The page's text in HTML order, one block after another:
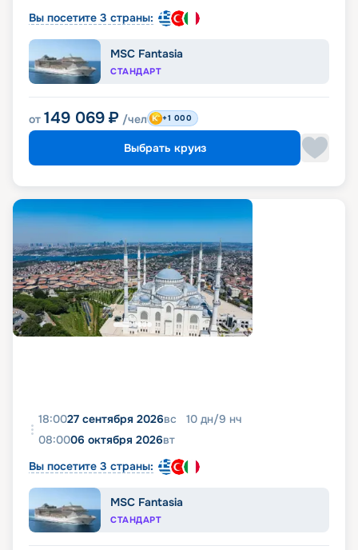
Вы посетите 3 страны:
MSC Fantasia
СТАНДАРТ
от 149 069 ₽ /чел +1 000
Выбрать круиз
18:0027 сентября 2026вс 10 дн/9 нч
08:0006 октября 2026вт
Вы посетите 3 страны:
MSC Fantasia
СТАНДАРТ